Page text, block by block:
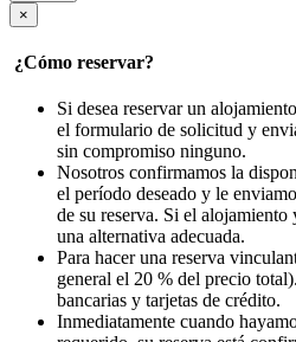
×
¿Cómo reservar?
Si desea reservar un
el formulario de solicitud y
sin compromiso ninguno.
Nosotros confirmamos la
el período deseado y le
de su reserva. Si el alojamiento
una alternativa adecuada.
Para hacer una reserva
general el 20 % del precio
bancarias y tarjetas de crédito.
Inmediatamente cuando